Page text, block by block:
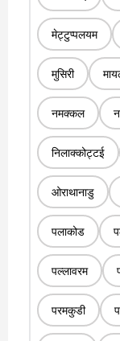
मेट्टुप्पलयम
मुसिरी
नमक्कल
निलाक्कोट्टई
ओराथानाडु
पलाकोड
पल्लावरम
परमकुडी